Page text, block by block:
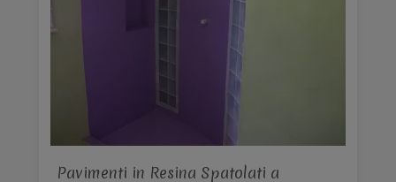
Pavimenti in Resina Spatolati a